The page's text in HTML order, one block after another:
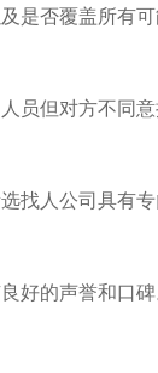
是否覆盖所有可
但对方不同
人公司具有
好的声誉和口碑